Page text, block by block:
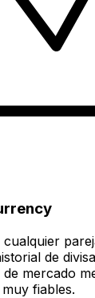
de
mercado
fiables.